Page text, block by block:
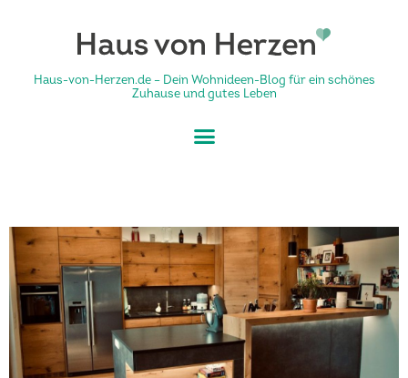
Haus-von-Herzen.de – Dein Wohnideen-Blog für ein schönes
Zuhause und gutes Leben